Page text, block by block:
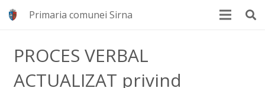
Primaria comunei Sirna
PROCES VERBAL
ACTUALIZAT privind